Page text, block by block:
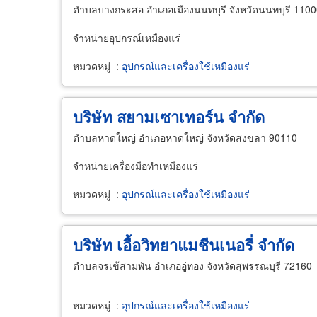
ตำบลบางกระสอ อำเภอเมืองนนทบุรี จังหวัดนนทบุรี
จำหน่ายอุปกรณ์เหมืองแร่
หมวดหมู่ : อุปกรณ์และเครื่องใช้เหมืองแร่
บริษัท สยามเซาเทอร์น จำกัด
ตำบลหาดใหญ่ อำเภอหาดใหญ่ จังหวัดสงขลา 90110
จำหน่ายเครื่องมือทำเหมืองแร่
หมวดหมู่ : อุปกรณ์และเครื่องใช้เหมืองแร่
บริษัท เอื้อวิทยาแมชีนเนอรี่ จำกัด
ตำบลจรเข้สามพัน อำเภออู่ทอง จังหวัดสุพรรณบุรี 72160
หมวดหมู่ : อุปกรณ์และเครื่องใช้เหมืองแร่